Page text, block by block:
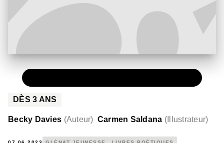
DÈS3 ANS
Becky Davies (Auteur) Carmen Saldana ( Illustrateur)